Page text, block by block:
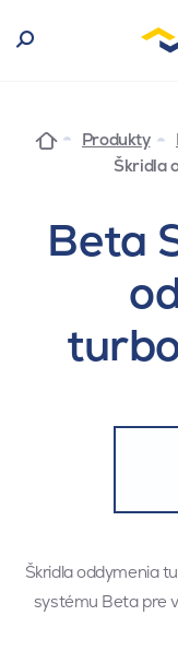
Produkty
Škridla
Beta
Škridla oddymenia
systému Beta pre